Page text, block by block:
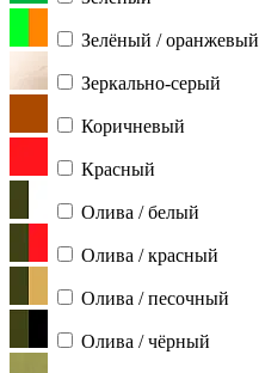
Зелёный / оранжевый
Зеркально-серый
Коричневый
Красный
Олива / белый
Олива / красный
Олива / песочный
Олива / чёрный